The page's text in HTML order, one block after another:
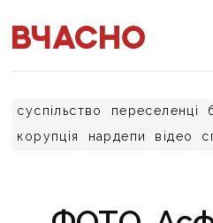
суспільство переселенці
корупція
нардепи відео